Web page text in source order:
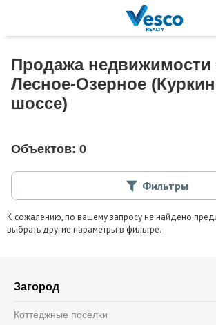
Продажа недвижимости
Лесное-Озерное
шоссе)
Объектов: 0
Фильтры
К сожалению, по вашему запросу не найдено
выбрать другие параметры в фильтре.
Загород
Коттеджные поселки